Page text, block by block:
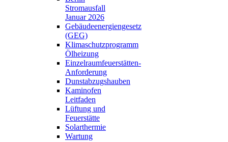
Stromausfall
Januar 2026
Gebäudeenergiengesetz
(GEG)
Klimaschutzprogramm
Ölheizung
Einzelraumfeuerstätten-
Anforderung
Dunstabzugshauben
Kaminofen
Leitfaden
Lüftung und
Feuerstätte
Solarthermie
Wartung